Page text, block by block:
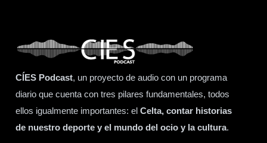
CÍES Podcast, un proyecto de audio con un programa
diario que cuenta con tres pilares fundamentales, todos
ellos igualmente importantes: el Celta, contar historias
de nuestro deporte y el mundo del ocio y la cultura.